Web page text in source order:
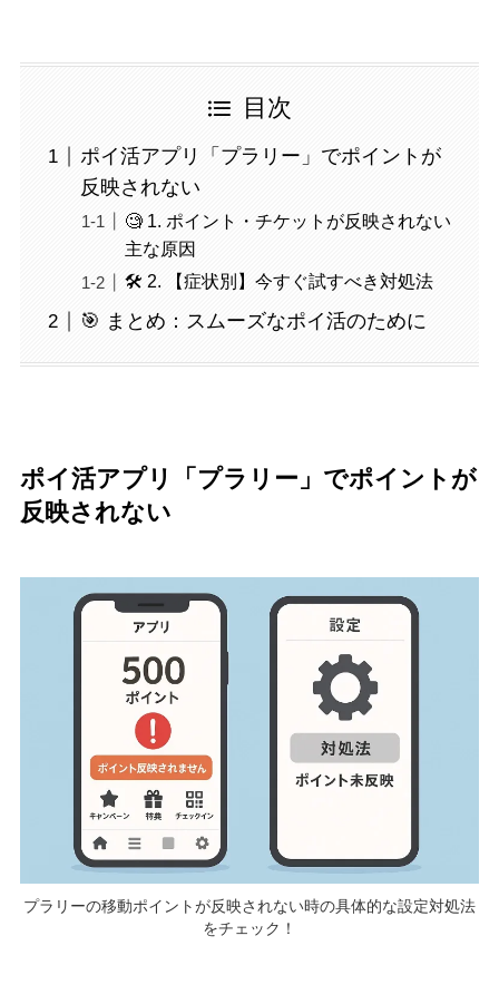
目次
ポイ活アプリ「プラリー」でポイントが
反映されない
🧐 1. ポイント・チケットが反映されない
主な原因
🛠️ 2. 【症状別】今すぐ試すべき対処法
🎯 まとめ：スムーズなポイ活のために
ポイ活アプリ「プラリー」でポイントが
反映されない
プラリーの移動ポイントが反映されない時の具体的な設定対処法
をチェック！